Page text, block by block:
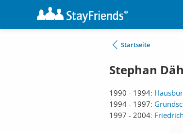
Startseite
Stephan
1990 - 1994:
1994 - 1997:
1997 - 2004: